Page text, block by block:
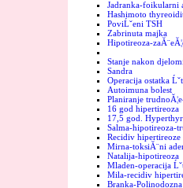
Jadranka-foikularni
Hashimoto
PoviĹˇeni TSH
Zabrinuta majka
Hipotireoza-
Stanje nakon
Sandra
Operacija ostatka
Autoimuna bolest
Planiranje
16 god hipertireoza
17,5 god.
Salma-hipotireoza-
Recidiv hipertireoze
Mirna-toksiĂ¨ni
Natalija-hipotireoza
Mladen-operacija
Mila-recidiv
Branka-